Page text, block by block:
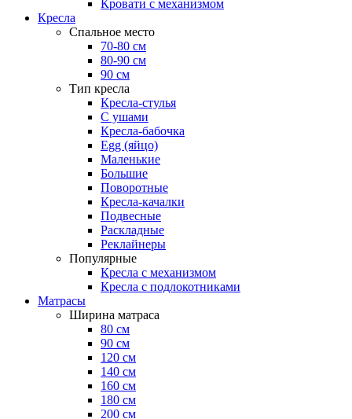
Кровати с механизмом
Кресла
Спальное место
70-80 см
80-90 см
90 см
Тип кресла
Кресла-стулья
С ушами
Кресла-бабочка
Egg (яйцо)
Маленькие
Большие
Поворотные
Кресла-качалки
Подвесные
Раскладные
Реклайнеры
Популярные
Кресла с механизмом
Кресла с подлокотниками
Матрасы
Ширина матраса
80 см
90 см
120 см
140 см
160 см
180 см
200 см